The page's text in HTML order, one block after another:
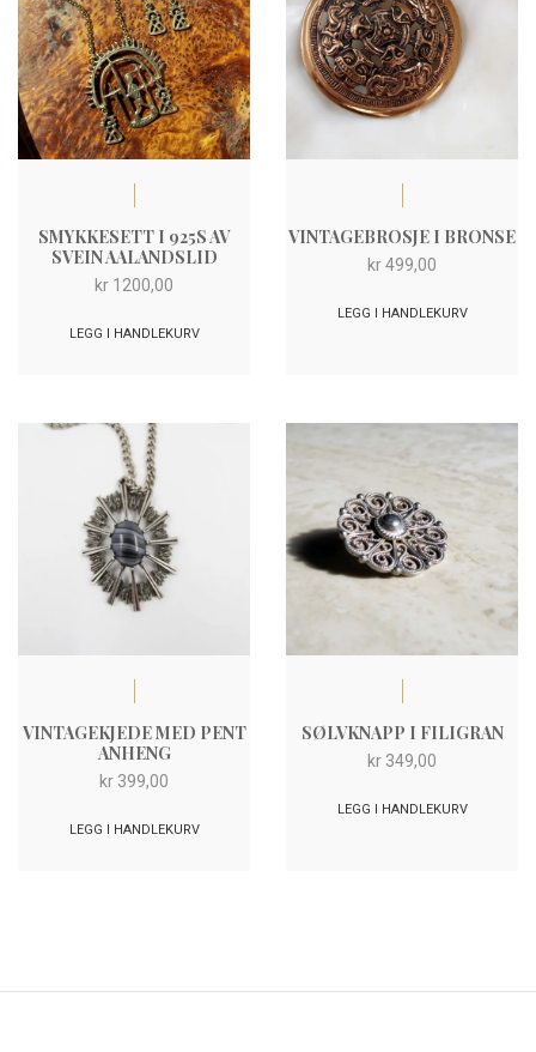
SMYKKESETT I 925S AV
SVEIN AALANDSLID
kr 1200,00
LEGG I HANDLEKURV
VINTAGEBROSJE I BRONSE
kr499,00
LEGG I HANDLEKURV
VINTAGEKJEDE MED PENT
ANHENG
kr 399,00
LEGG I HANDLEKURV
SØLVKNAPP I FILIGRAN
kr 349,00
LEGG I HANDLEKURV